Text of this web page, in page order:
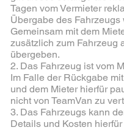
Tagen vom Vermieter
Übergabe des
Gemeinsam mit dem
zusätzlich zum Fahrzeug
übergeben.
2. Das Fahrzeug ist vom
Im Falle der Rückgabe
und dem Mieter hierfür
nicht von TeamVan zu
3. Das Fahrzeugs kann
Details und Kosten